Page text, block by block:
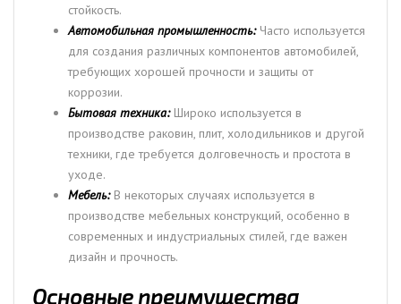
стойкость.
Автомобильная промышленность:Часто используется
для создания различных компонентов автомобилей,
требующих хорошей прочности и защиты от
коррозии.
Бытовая техника:Широко используется в
производстве раковин, плит, холодильников и другой
техники, где требуется долговечность и простота в
уходе.
Мебель:В некоторых случаях используется в
производстве мебельных конструкций, особенно в
современных и индустриальных стилей, где важен
дизайн и прочность.
Основные преимущества